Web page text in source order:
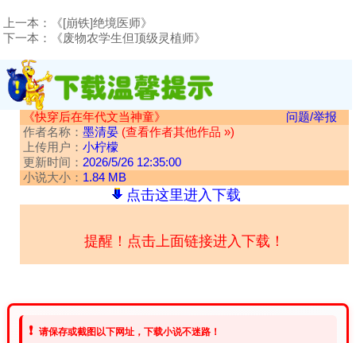
上一本：
《[崩铁]绝境医师》
下一本：
《废物农学生但顶级灵植师》
《快穿后在年代文当神童》
问题/举报
作者名称： 墨清晏 (查看作者其他作品 »)
上传用户： 小柠檬
更新时间： 2026/5/26 12:35:00
小说大小： 1.84 MB
点击这里进入下载
提醒！点击上面链接进入下载！
❗ 请保存或截图以下网址，下载小说不迷路！